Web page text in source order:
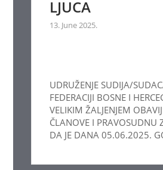
LJUCA
13. June 2025.
UDRUŽENJE SUDIJA/
FEDERACIJI BOSNE I
VELIKIM ŽALJENJEM
ČLANOVE I PRAVOSUDNU
DA JE DANA 05.06.2025.